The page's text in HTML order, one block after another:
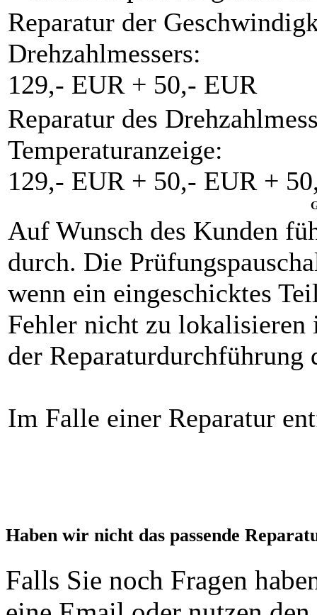
Reparatur der
Drehzahlmessers:
129,- EUR + 50,- EUR
Reparatur des
Temperaturanzeige:
129,- EUR + 50,- EUR +
Auf Wunsch des Kunden
durch. Die
wenn ein eingeschicktes
Fehler nicht zu lokalisieren
der
Im Falle einer Reparatur
Haben wir nicht das passende
Falls Sie noch Fragen